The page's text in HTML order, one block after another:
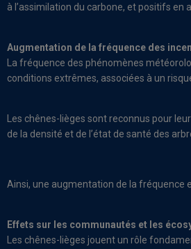
à l’assimilation du carbone, et positifs
Augmentation de la fréquence des
La fréquence des phénomènes
conditions extrêmes, associées à un
Les chênes-lièges sont reconnus pour
de la densité et de l’état de santé des
Ainsi, une augmentation de la fréquence
Effets sur les communautés et les
Les chênes-lièges jouent un rôle